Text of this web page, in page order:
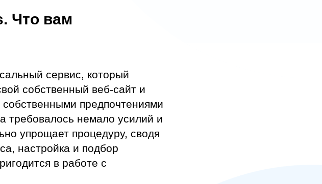
Что вам
сервис, который
собственный веб-сайт и
собственными предпочтениями
требовалось немало усилий и
упрощает процедуру, сводя
настройка и подбор
в работе с